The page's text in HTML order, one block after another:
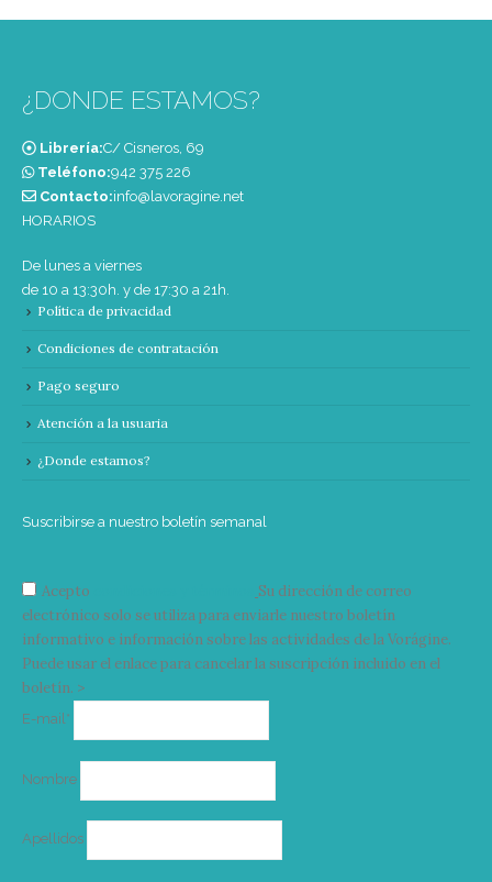
¿DONDE ESTAMOS?
Librería:C/ Cisneros, 69
Teléfono:‭942 375 226‬
Contacto:info@lavoragine.net
HORARIOS
De lunes a viernes
de 10 a 13:30h. y de 17:30 a 21h.
Política de privacidad
Condiciones de contratación
Pago seguro
Atención a la usuaria
¿Donde estamos?
Suscribirse a nuestro boletín semanal
Acepto
Su dirección de correo
electrónico solo se utiliza para enviarle nuestro boletín
informativo e información sobre las actividades de la Vorágine.
Puede usar el enlace para cancelar la suscripción incluido en el
boletín. >
E-mail*
Nombre
Apellidos